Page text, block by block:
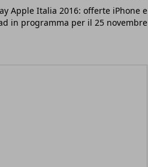
Apple Italia 2016: offerte iPhone e
in programma per il 25 novembre